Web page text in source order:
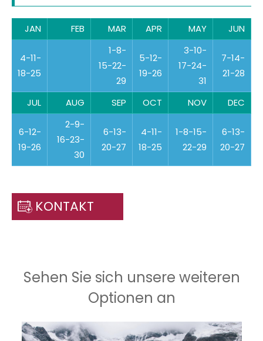
JAN FEB MAR APR MAY JUN
4-11-
18-25
1-8-
15-22-
29
5-12-
19-26
3-10-
17-24-
31
7-14-
21-28
JUL AUG SEP OCT NOV DEC
6-12-
19-26
2-9-
16-23-
30
6-13-
20-27
4-11-
18-25
1-8-15-
22-29
6-13-
20-27
KONTAKT
Sehen Sie sich unsere weiteren
Optionen an